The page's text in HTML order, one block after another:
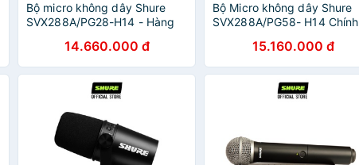
Bộ micro không dây Shure
SVX288A/PG28-H14 - Hàng
14.660.000 đ
Bộ Micro không dây Shure
SVX288A/PG58- H14 Chính
cho coffee, phòng trà,
karaoke, tiệc cưới
15.160.000 đ